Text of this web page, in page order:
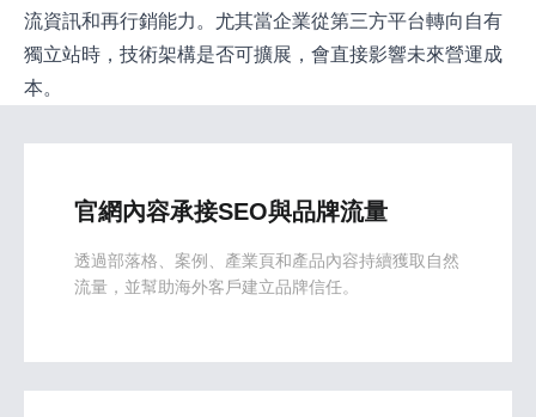
流資訊和再行銷能力。尤其當企業從第三方平台轉向自有
獨立站時，技術架構是否可擴展，會直接影響未來營運成
本。
官網內容承接SEO與品牌流量
透過部落格、案例、產業頁和產品內容持續獲取自然
流量，並幫助海外客戶建立品牌信任。